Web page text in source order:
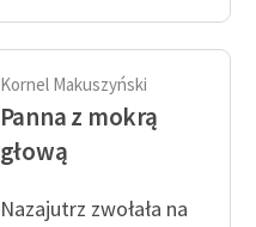
Kornel Makuszyński
Panna z mokrą
głową
Nazajutrz zwołała na